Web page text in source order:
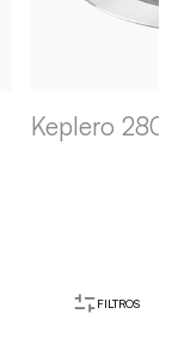
Keplero 280
FILTROS